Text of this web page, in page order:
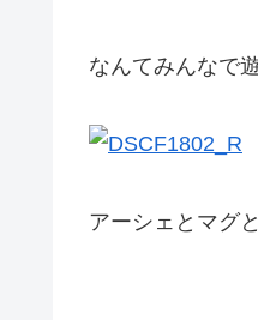
なんてみんなで
アーシェとマグ